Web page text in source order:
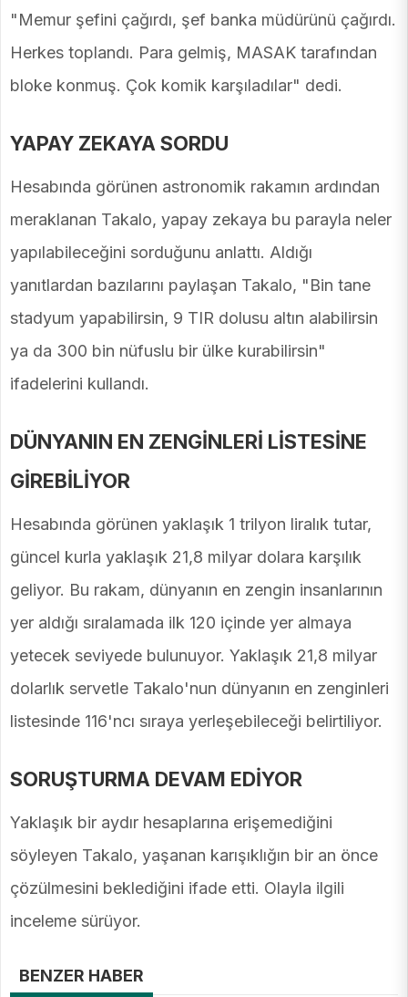
"Memur şefini çağırdı, şef banka müdürünü çağırdı.
Herkes toplandı. Para gelmiş, MASAK tarafından
bloke konmuş. Çok komik karşıladılar" dedi.
YAPAY ZEKAYA SORDU
Hesabında görünen astronomik rakamın ardından
meraklanan Takalo, yapay zekaya bu parayla neler
yapılabileceğini sorduğunu anlattı. Aldığı
yanıtlardan bazılarını paylaşan Takalo, "Bin tane
stadyum yapabilirsin, 9 TIR dolusu altın alabilirsin
ya da 300 bin nüfuslu bir ülke kurabilirsin"
ifadelerini kullandı.
DÜNYANIN EN ZENGİNLERİ LİSTESİNE
GİREBİLİYOR
Hesabında görünen yaklaşık 1 trilyon liralık tutar,
güncel kurla yaklaşık 21,8 milyar dolara karşılık
geliyor. Bu rakam, dünyanın en zengin insanlarının
yer aldığı sıralamada ilk 120 içinde yer almaya
yetecek seviyede bulunuyor. Yaklaşık 21,8 milyar
dolarlık servetle Takalo'nun dünyanın en zenginleri
listesinde 116'ncı sıraya yerleşebileceği belirtiliyor.
SORUŞTURMA DEVAM EDİYOR
Yaklaşık bir aydır hesaplarına erişemediğini
söyleyen Takalo, yaşanan karışıklığın bir an önce
çözülmesini beklediğini ifade etti. Olayla ilgili
inceleme sürüyor.
BENZER HABER